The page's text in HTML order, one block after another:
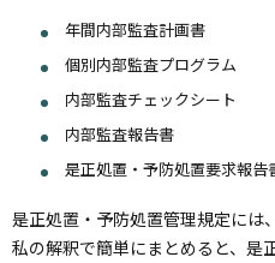
年間内部監査計画書
個別内部監査プログラム
内部監査チェックシート
内部監査報告書
是正処置・予防処置要求報告
是正処置・予防処置管理規定には
私の解釈で簡単にまとめると、是